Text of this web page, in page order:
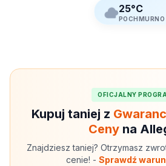
25°C
POCHMURNO
OFICJALNY
Kupuj taniej z
Cenyna
Znajdziesz taniej? Otrzymasz
cenie! - Sprawdź